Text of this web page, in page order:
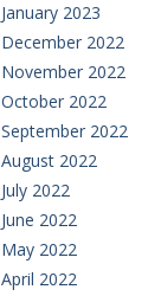
January 2023
December 2022
November 2022
October 2022
September 2022
August 2022
July 2022
June 2022
May 2022
April 2022